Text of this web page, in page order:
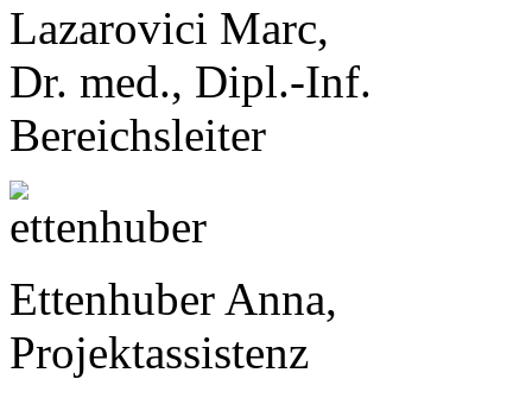
Lazarovici Marc,
Dr. med., Dipl.-Inf.
Bereichsleiter
Ettenhuber Anna,
Projektassistenz